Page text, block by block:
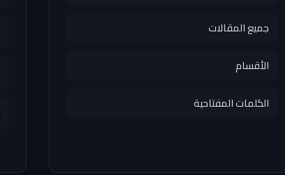
جميع المقالات
الأقسام
الكلمات المفتاحية